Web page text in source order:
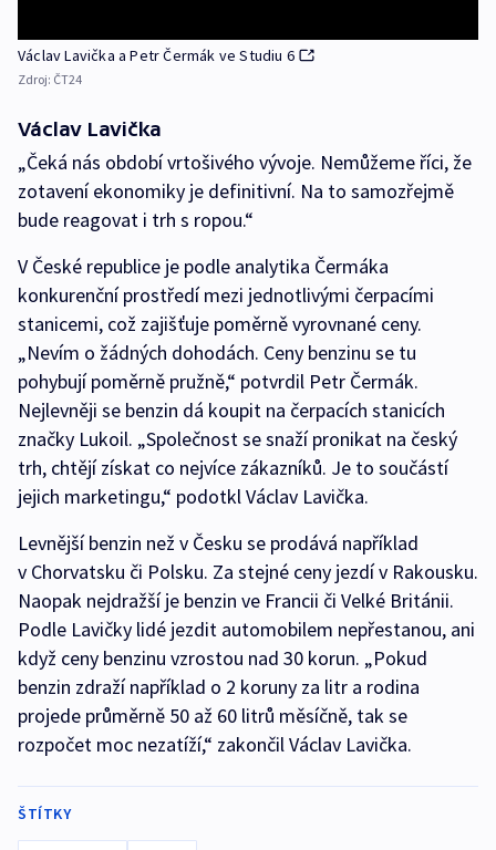
Václav Lavička a Petr Čermák ve Studiu 6
Zdroj: ČT24
Václav Lavička
„Čeká nás období vrtošivého vývoje. Nemůžeme říci, že
zotavení ekonomiky je definitivní. Na to samozřejmě
bude reagovat i trh s ropou.“
V České republice je podle analytika Čermáka
konkurenční prostředí mezi jednotlivými čerpacími
stanicemi, což zajišťuje poměrně vyrovnané ceny.
„Nevím o žádných dohodách. Ceny benzinu se tu
pohybují poměrně pružně,“ potvrdil Petr Čermák.
Nejlevněji se benzin dá koupit na čerpacích stanicích
značky Lukoil. „Společnost se snaží pronikat na český
trh, chtějí získat co nejvíce zákazníků. Je to součástí
jejich marketingu,“ podotkl Václav Lavička.
Levnější benzin než v Česku se prodává například
v Chorvatsku či Polsku. Za stejné ceny jezdí v Rakousku.
Naopak nejdražší je benzin ve Francii či Velké Británii.
Podle Lavičky lidé jezdit automobilem nepřestanou, ani
když ceny benzinu vzrostou nad 30 korun. „Pokud
benzin zdraží například o 2 koruny za litr a rodina
projede průměrně 50 až 60 litrů měsíčně, tak se
rozpočet moc nezatíží,“ zakončil Václav Lavička.
ŠTÍTKY